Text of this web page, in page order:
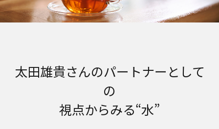
太田雄貴さんのパートナーとして
の
視点からみる“水”